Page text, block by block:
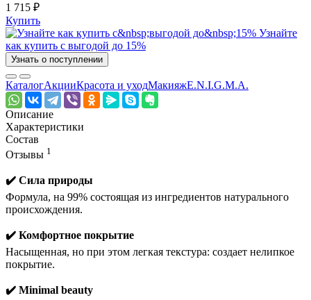
1 715 ₽
Купить
Узнайте
как купить с выгодой до 15%
Узнать о поступлении
КаталогАкцииКрасота и уходМакияжE.N.I.G.M.A.
Описание
Характеристики
Состав
Отзывы 1
✔️ Сила природы
Формула, на 99% состоящая из ингредиентов натурального
происхождения.
✔️ Комфортное покрытие
Насыщенная, но при этом легкая текстура: создает нелипкое
покрытие.
✔️ Minimal beauty